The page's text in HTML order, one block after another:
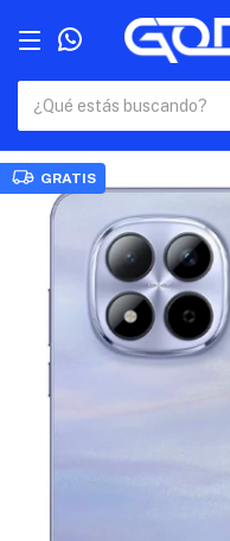
GRATIS